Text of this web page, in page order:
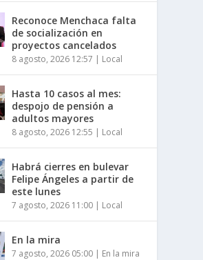
Reconoce Menchaca falta
de socialización en
proyectos cancelados
8 agosto, 2026 12:57 | Local
Hasta 10 casos al mes:
despojo de pensión a
adultos mayores
8 agosto, 2026 12:55 | Local
Habrá cierres en bulevar
Felipe Ángeles a partir de
este lunes
7 agosto, 2026 11:00 | Local
En la mira
7 agosto, 2026 05:00 | En la mira